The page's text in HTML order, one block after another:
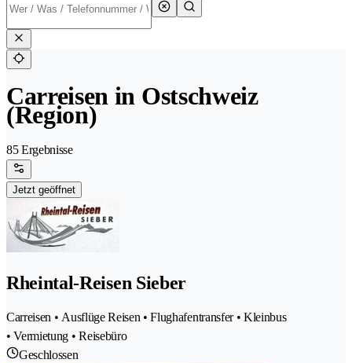
Carreisen in Ostschweiz
(Region)
85 Ergebnisse
Jetzt geöffnet
Rheintal-Reisen Sieber
Carreisen • Ausflüge Reisen • Flughafentransfer • Kleinbus
• Vermietung • Reisebüro
Geschlossen